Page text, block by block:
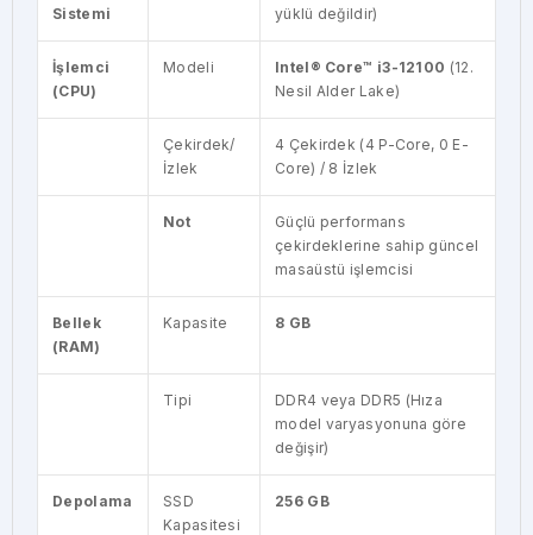
Sistemi
yüklü değildir)
İşlemci
(CPU)
Modeli Intel® Core™ i3-12100 (12.
Nesil Alder Lake)
Çekirdek/
İzlek
4 Çekirdek (4 P-Core, 0 E-
Core) / 8 İzlek
Not
Güçlü performans
çekirdeklerine sahip güncel
masaüstü işlemcisi
Bellek
(RAM)
Kapasite 8 GB
Tipi
DDR4 veya DDR5 (Hıza
model varyasyonuna göre
değişir)
Depolama
SSD
Kapasitesi
256 GB